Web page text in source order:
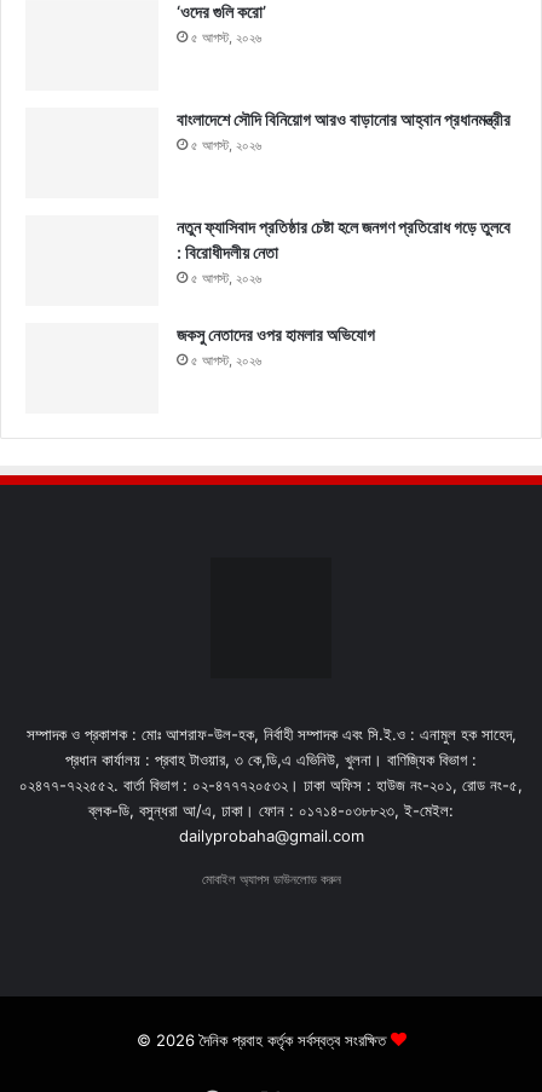
‘ওদের গুলি করো’
৫ আগস্ট, ২০২৬
বাংলাদেশে সৌদি বিনিয়োগ আরও বাড়ানোর আহ্বান প্রধানমন্ত্রীর
৫ আগস্ট, ২০২৬
নতুন ফ্যাসিবাদ প্রতিষ্ঠার চেষ্টা হলে জনগণ প্রতিরোধ গড়ে তুলবে
: বিরোধীদলীয় নেতা
৫ আগস্ট, ২০২৬
জকসু নেতাদের ওপর হামলার অভিযোগ
৫ আগস্ট, ২০২৬
সম্পাদক ও প্রকাশক : মোঃ আশরাফ-উল-হক, নির্বাহী সম্পাদক এবং সি.ই.ও : এনামুল হক সাহেদ,
প্রধান কার্যালয় : প্রবাহ টাওয়ার, ৩ কে,ডি,এ এভিনিউ, খুলনা। বাণিজ্যিক বিভাগ :
০২৪৭৭-৭২২৫৫২. বার্তা বিভাগ : ০২-৪৭৭৭২০৫৩২। ঢাকা অফিস : হাউজ নং-২০১, রোড নং-৫,
ব্লক-ডি, বসুন্ধরা আ/এ, ঢাকা। ফোন : ০১৭১৪-০৩৮৮২৩, ই-মেইল:
dailyprobaha@gmail.com
মোবাইল অ্যাপস ডাউনলোড করুন
© 2026 দৈনিক প্রবাহ কর্তৃক সর্বস্বত্ব সংরক্ষিত